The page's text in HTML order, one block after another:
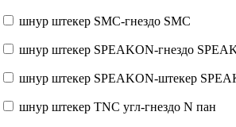
шнур штекер SMC-гнездо SMC
шнур штекер SPEAKON-гнездо
шнур штекер SPEAKON-штекер
шнур штекер TNC угл-гнездо N пан